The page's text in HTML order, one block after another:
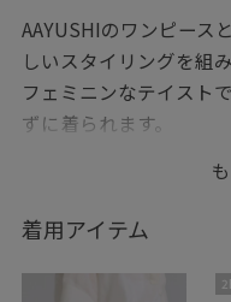
AAYUSHIのワンピース
しいスタイリングを組
フェミニンなテイスト
ずに着られます。
ぜひ、チェックしてみ
Information
※記載のないものは私
着用アイテム